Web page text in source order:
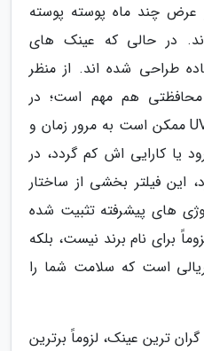
چند ماه پوسته پوسته
در حالی که عینک های
طراحی شده اند. از منظر
محافظتی هم مهم است؛ در
عینک های بی کیفیت، لایه UV ممکن است به مرور زمان و
یا کارایی اش کم گردد، در
این فیلتر بخشی از ساختار
های پیشرفته تثبیت شده
برای نام برند نیست، بلکه
است که سلامت شما را
ترین عینک، لزوماً برترین